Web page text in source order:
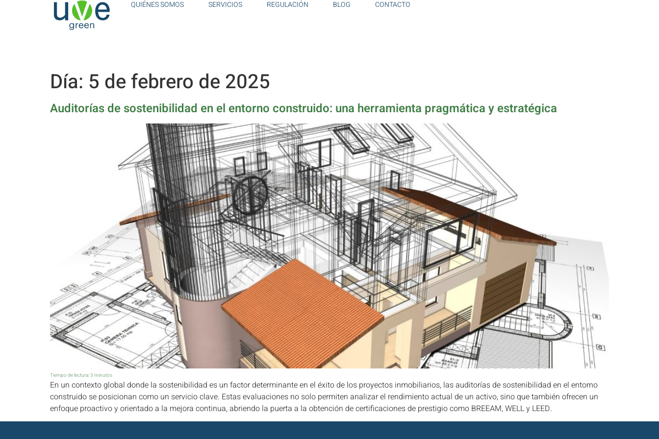
QUIÉNES SOMOS SERVICIOS REGULACIÓN BLOG CONTACTO
Día: 5 de febrero de 2025
Auditorías de sostenibilidad en el entorno construido: una herramienta pragmática y estratégica
Tiempo de lectura:3 minutos
En un contexto global donde la sostenibilidad es un factor determinante en el éxito de los proyectos inmobiliarios, las auditorías de sostenibilidad en el entorno
construido se posicionan como un servicio clave. Estas evaluaciones no solo permiten analizar el rendimiento actual de un activo, sino que también ofrecen un
enfoque proactivo y orientado a la mejora continua, abriendo la puerta a la obtención de certificaciones de prestigio como BREEAM, WELL y LEED.